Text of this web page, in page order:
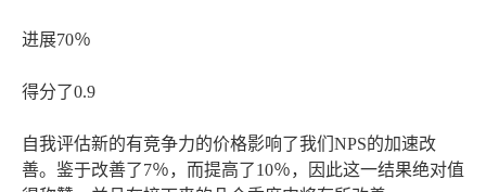
进展70％
得分了0.9
自我评估新的有竞争力的价格影响了我们NPS的加速改
善。鉴于改善了7％，而提高了10％，因此这一结果绝对值